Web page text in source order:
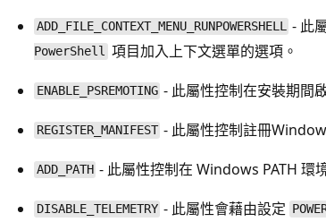
ADD_FILE_CONTEXT_MENU_RUNPOWERSHELL - 此
PowerShell 項目加入上下文選單的選項。
ENABLE_PSREMOTING - 此屬性控制在安裝期間
REGISTER_MANIFEST - 此屬性控制註冊
ADD_PATH - 此屬性控制在 Windows PATH 環
DISABLE_TELEMETRY - 此屬性會藉由設定